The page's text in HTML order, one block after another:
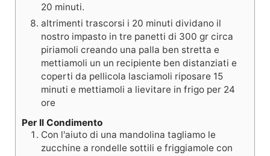
20 minuti.
altrimenti trascorsi i 20 minuti dividano il
nostro impasto in tre panetti di 300 gr circa
piriamoli creando una palla ben stretta e
mettiamoli un un recipiente ben distanziati e
coperti da pellicola lasciamoli riposare 15
minuti e mettiamoli a lievitare in frigo per 24
ore
Per Il Condimento
Con l'aiuto di una mandolina tagliamo le
zucchine a rondelle sottili e friggiamole con